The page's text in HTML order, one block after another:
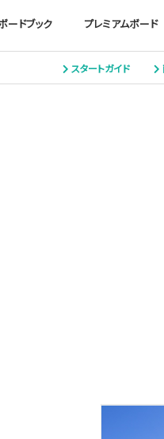
ードブック プレミアムボード
スタートガイド